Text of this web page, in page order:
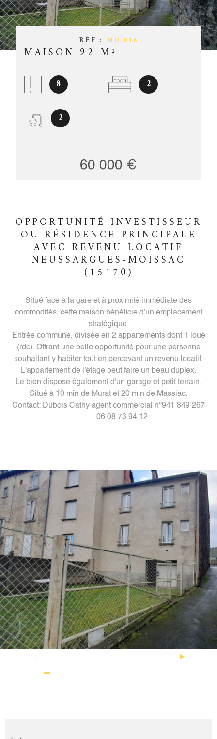
GESTION
RÉF :MU 016
MAISON 92 M²
8 2
2
60 000 €
OPPORTUNITÉ INVESTISSEUR
OU RÉSIDENCE PRINCIPALE
AVEC REVENU LOCATIF
NEUSSARGUES-MOISSAC
(15170)
Situé face à la gare et à proximité immédiate des
commodités, cette maison bénéficie d'un emplacement
stratégique.
Entrée commune, divisée en 2 appartements dont 1 loué
(rdc). Offrant une belle opportunité pour une personne
souhaitant y habiter tout en percevant un revenu locatif.
L'appartement de l'étage peut faire un beau duplex.
Le bien dispose également d'un garage et petit terrain.
Situé à 10 min de Murat et 20 min de Massiac.
Contact: Dubois Cathy agent commercial n°941 849 267
06 08 73 94 12
CHAMPS
TEXTE
PARTICULARITÉ